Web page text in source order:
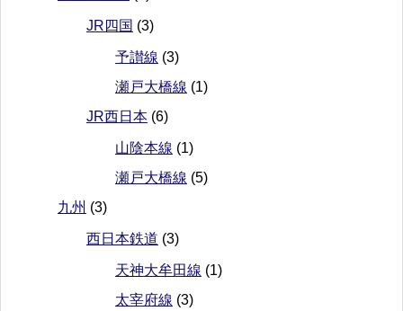
JR四国 (3)
予讃線 (3)
瀬戸大橋線 (1)
JR西日本 (6)
山陰本線 (1)
瀬戸大橋線 (5)
九州 (3)
西日本鉄道 (3)
天神大牟田線 (1)
太宰府線 (3)